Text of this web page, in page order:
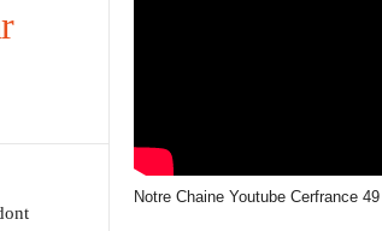
Notre Chaine Youtube Cerfrance 49